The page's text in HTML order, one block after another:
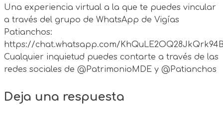
Una experiencia virtual a la que te puedes vincular
a través del grupo de WhatsApp de Vigías
Patianchos:
https://chat.whatsapp.com/
Cualquier inquietud puedes contarte a través de las
redes sociales de @PatrimonioMDE y @Patianchos
Deja una respuesta